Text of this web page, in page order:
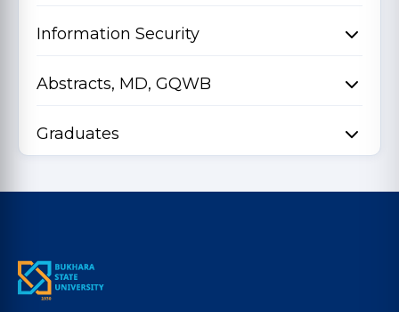
Information Security
Abstracts, MD, GQWB
Graduates